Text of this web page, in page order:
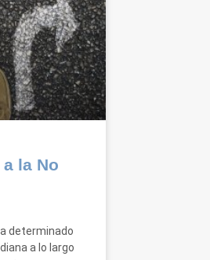
la No
determinado
a lo largo